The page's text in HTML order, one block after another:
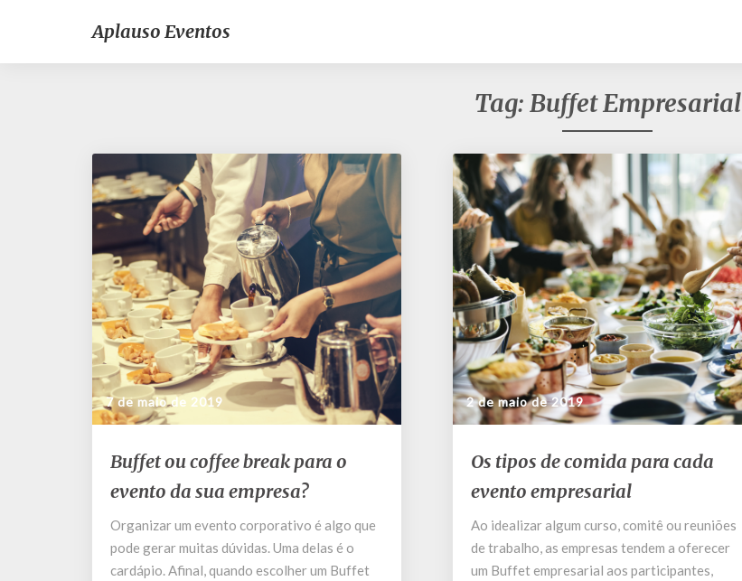
Aplauso Eventos
Tag: Buffet Empresarial
7 de maio de 2019
Buffet
ou
coffee
para
o
evento
Buffet ou coffee break para o
evento da sua empresa?
Organizar um evento corporativo é algo que
pode gerar muitas dúvidas. Uma delas é o
cardápio. Afinal, quando escolher um Buffet
2 de maio de 2019
Os
tipos
de
para
cada
evento
Os tipos de comida para cada
evento empresarial
Ao idealizar algum curso, comitê ou reuniões
de trabalho, as empresas tendem a oferecer
um Buffet empresarial aos participantes,